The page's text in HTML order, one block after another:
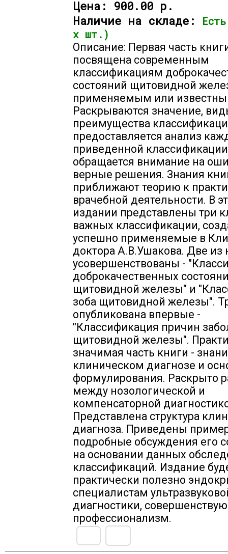
Цена: 900.00 р.
Наличие на складе:
х шт.)
Описание: Первая часть
посвящена современным
классификациям
состояний щитовидной
применяемым или
Раскрываются значение,
преимущества
предоставляется анализ
приведенной
обращается внимание на
верные решения. Знания
приближают теорию к
врачебной деятельности. В
издании представлены три
важных классификации,
успешно применяемые в
доктора А.В.Ушакова. Две из
усовершенствованы -
доброкачественных
щитовидной железы" и
зоба щитовидной железы".
опубликована впервые -
"Классификация причин
щитовидной железы".
значимая часть книги -
клиническом диагнозе и
формулирования. Раскрыто
между нозологической и
компенсаторной
Представлена структура
диагноза. Приведены
подробные обсуждения его
на основании данных
классификаций. Издание
практически полезно
специалистам
диагностики,
профессионализм.